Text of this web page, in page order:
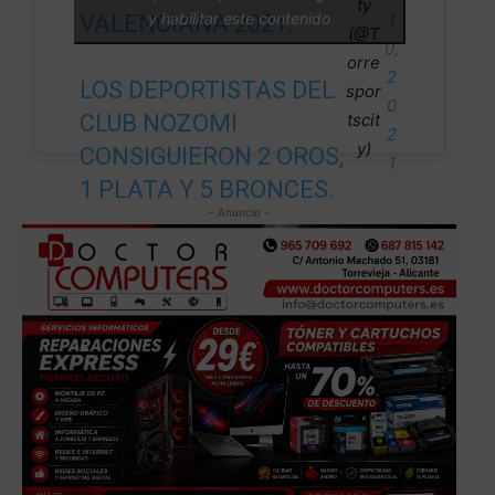
VALENCIANA 2021.
LOS DEPORTISTAS DEL
CLUB NOZOMI
CONSIGUIERON 2 OROS,
1 PLATA Y 5 BRONCES.
¡ENHORABUENA A
TODOS!
PIC.TWITTER.COM/NQ
R0WNYO6E
ty
(@T
orre
spor
tscit
y)
1
0,
2
0
2
1
y habilitar este contenido
- Anuncio -